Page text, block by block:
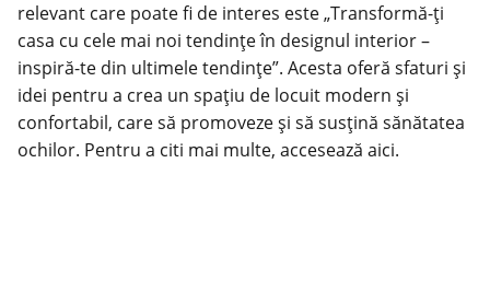
relevant care poate fi de interes este „Transformă-ți
casa cu cele mai noi tendințe în designul interior –
inspiră-te din ultimele tendințe”. Acesta oferă sfaturi și
idei pentru a crea un spațiu de locuit modern și
confortabil, care să promoveze și să susțină sănătatea
ochilor. Pentru a citi mai multe, accesează aici.